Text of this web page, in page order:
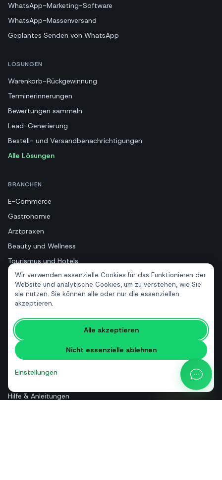
Wir verwenden essenzielle Cookies für das Funktionieren der
Website und analytische Cookies, um zu verstehen, wie Sie
sie nutzen. Sie können alle oder nur die essenziellen
akzeptieren.
Alle akzeptieren
Nicht essenzielle ablehnen
Einstellungen
WhatsApp-Marketing-Software
WhatsApp-Massenversand
Geplantes Senden von WhatsApp
LÖSUNGEN
Warenkorb-Rückgewinnung
Terminerinnerungen
Bewertungen sammeln
Lead-Generierung
Bestell- und Versandbenachrichtigungen
Alle Lösungen
BRANCHEN
E-Commerce
Gastronomie
Arztpraxen
Beauty und Wellness
Tourismus und Hotels
Immobilien
RESSOURCEN
Kostenlose Tools
Glossar
Vergleiche
Hilfe & Anleitungen